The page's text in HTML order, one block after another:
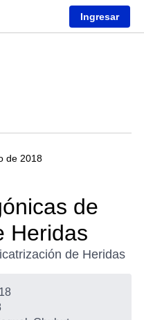
Ingresar
de 2018
de
Heridas
de Heridas